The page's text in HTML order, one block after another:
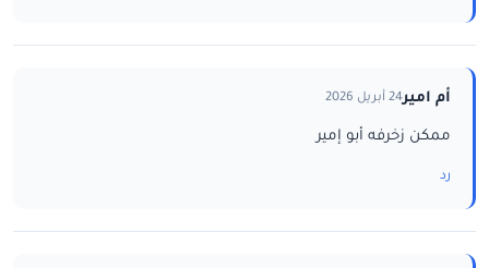
أم امير24 أبريل 2026
ممكن زخرفه أبو إمير
رد